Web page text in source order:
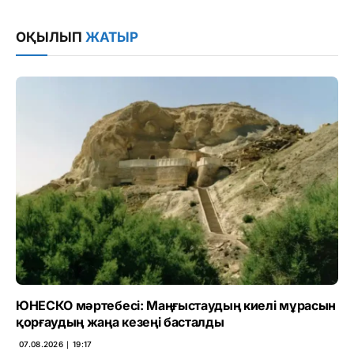
ОҚЫЛЫП ЖАТЫР
ЮНЕСКО мәртебесі: Маңғыстаудың киелі мұрасын
қорғаудың жаңа кезеңі басталды
07.08.2026 ∣ 19:17